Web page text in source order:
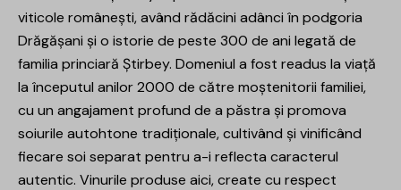
viticole românești, având rădăcini adânci în podgoria
Drăgășani și o istorie de peste 300 de ani legată de
familia princiară Știrbey. Domeniul a fost readus la viață
la începutul anilor 2000 de către moștenitorii familiei,
cu un angajament profund de a păstra și promova
soiurile autohtone tradiționale, cultivând și vinificând
fiecare soi separat pentru a-i reflecta caracterul
autentic. Vinurile produse aici, create cu respect